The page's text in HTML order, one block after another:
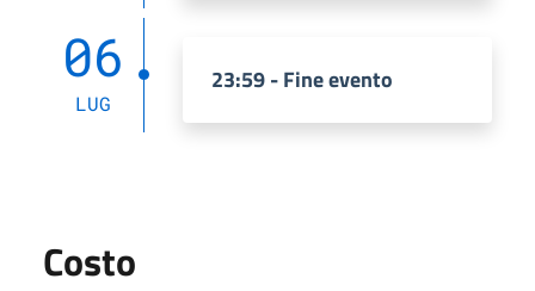
06
LUG
23:59 - Fine evento
Costo